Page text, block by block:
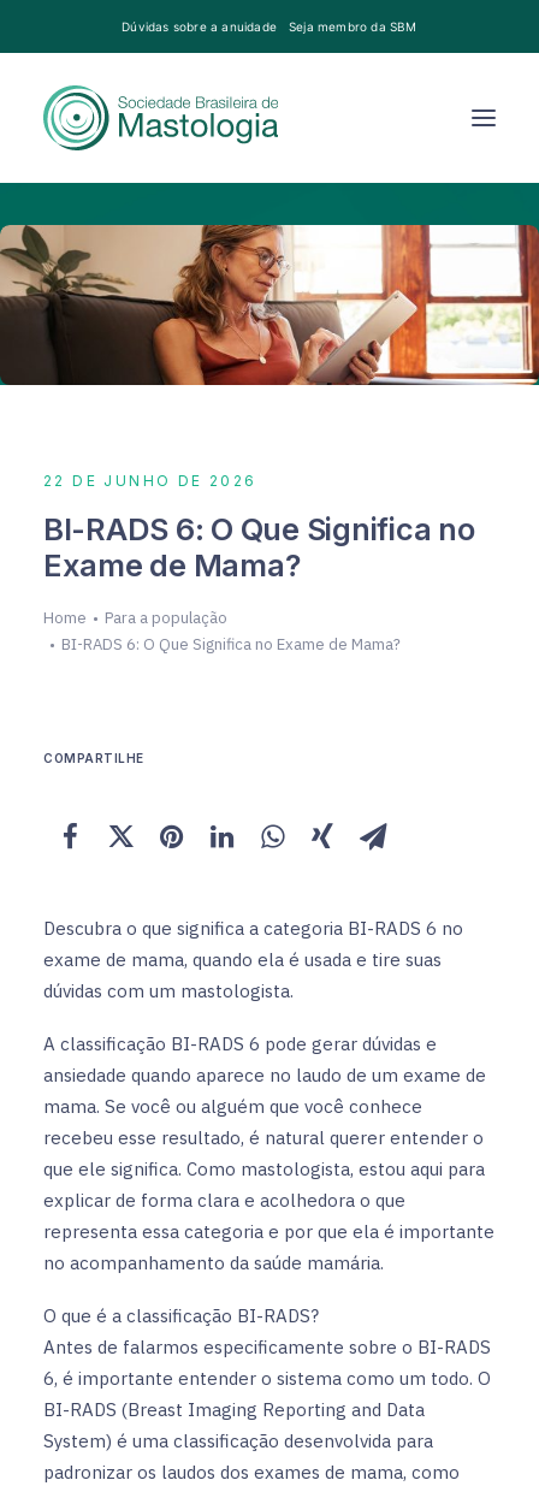
Dúvidas sobre a anuidade Seja membro da SBM
22 DE JUNHO DE 2026
BI-RADS 6: O Que Significa no
Exame de Mama?
Home
Para a população
BI-RADS 6: O Que Significa no Exame de Mama?
COMPARTILHE
Descubra o que significa a categoria BI-RADS 6 no
exame de mama, quando ela é usada e tire suas
dúvidas com um mastologista.
A classificação BI-RADS 6 pode gerar dúvidas e
ansiedade quando aparece no laudo de um exame de
mama. Se você ou alguém que você conhece
recebeu esse resultado, é natural querer entender o
que ele significa. Como mastologista, estou aqui para
explicar de forma clara e acolhedora o que
representa essa categoria e por que ela é importante
no acompanhamento da saúde mamária.
O que é a classificação BI-RADS?
Antes de falarmos especificamente sobre o BI-RADS
6, é importante entender o sistema como um todo. O
BI-RADS (Breast Imaging Reporting and Data
System) é uma classificação desenvolvida para
padronizar os laudos dos exames de mama, como